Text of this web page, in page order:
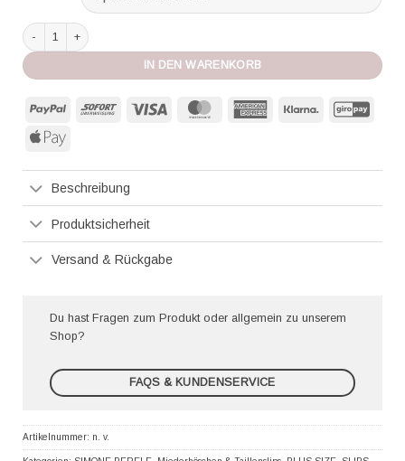
Simone Perele hoher Slip Uniq schwarz Menge
IN DEN WARENKORB
PayPal Sofort MasterCard American
Klarna
Apple
Beschreibung
Produktsicherheit
Versand & Rückgabe
Du hast Fragen zum Produkt oder allgemein zu unserem
Shop?
FAQS & KUNDENSERVICE
Artikelnummer: n. v.